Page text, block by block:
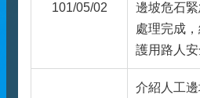
101/05/02
邊坡危石緊
處理完成
護用路人安
介紹人工邊